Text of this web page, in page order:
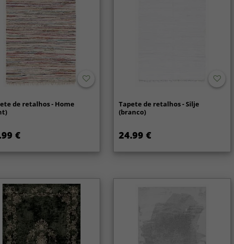
de retalhos - Home
€
Tapete de retalhos - Silje
(branco)
24.99 €